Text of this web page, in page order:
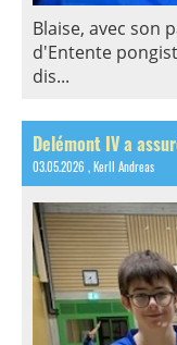
Blaise, avec son
d'Entente
dis...
Delémont IV a
03.05.2026 , Kerll Andreas